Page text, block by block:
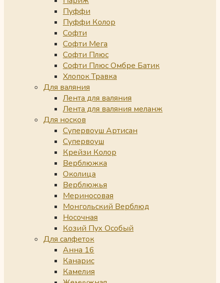
Пуффи
Пуффи Колор
Софти
Софти Мега
Софти Плюс
Софти Плюс Омбре Батик
Хлопок Травка
Для валяния
Лента для валяния
Лента для валяния меланж
Для носков
Супервоуш Артисан
Супервоуш
Крейзи Колор
Верблюжка
Околица
Верблюжья
Мериносовая
Монгольский Верблюд
Носочная
Козий Пух Особый
Для салфеток
Анна 16
Канарис
Камелия